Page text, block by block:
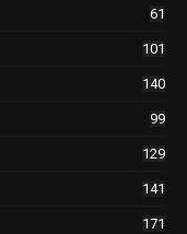
61
101
140
99
129
141
171